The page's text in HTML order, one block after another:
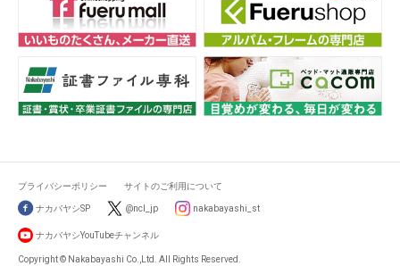
プライバシーポリシー サイトのご利用について
ナカバヤシSP @ncl_jp nakabayashi_st
ナカバヤシYouTubeチャンネル
Copyright © Nakabayashi Co.,Ltd. All Rights Reserved.